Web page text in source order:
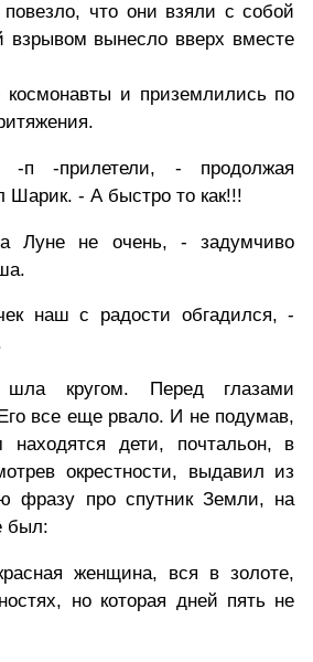
что они взяли с собой
взрывом вынесло вверх вместе
и приземлились по
п -прилетели, - продолжая
Шарик. - А быстро то как!!!
Луне не очень, - задумчиво
наш с радости обгадился, -
шла кругом. Перед глазами
все еще рвало. И не подумав,
дети, почтальон, в
окрестности, выдавил из
фразу про спутник Земли, на
был:
женщина, вся в золоте,
но которая дней пять не